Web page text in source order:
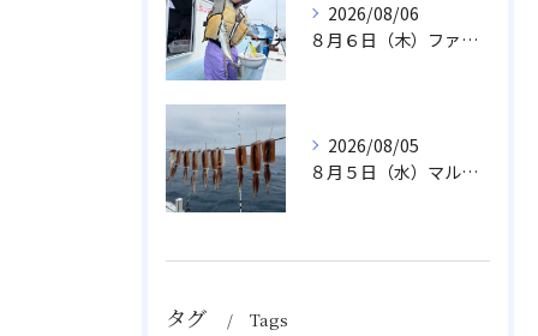
2026/08/06
８月６日（木）ファミリフィッシング
2026/08/05
８月５日（水）マルイカ
タグ Tags